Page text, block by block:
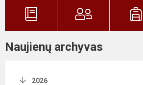
Naujienų archyvas
2026